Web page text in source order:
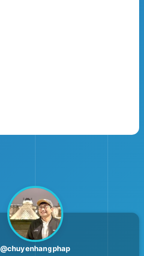
@chuyenhangphap